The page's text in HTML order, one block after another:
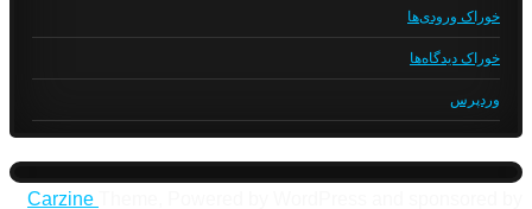
خوراک ورودی‌ها
خوراک دیدگاه‌ها
وردپرس
Carzine